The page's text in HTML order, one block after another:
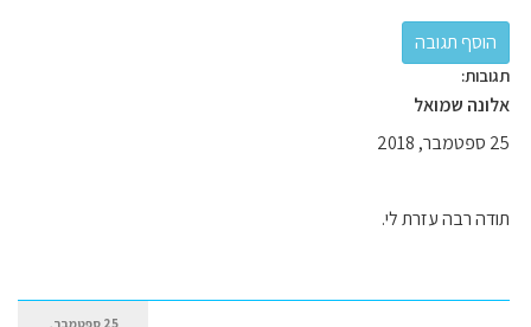
תגובות:
אלונה שמואל
25 ספטמבר, 2018
תודה רבה עזרת לי.
25 ספטמבר,